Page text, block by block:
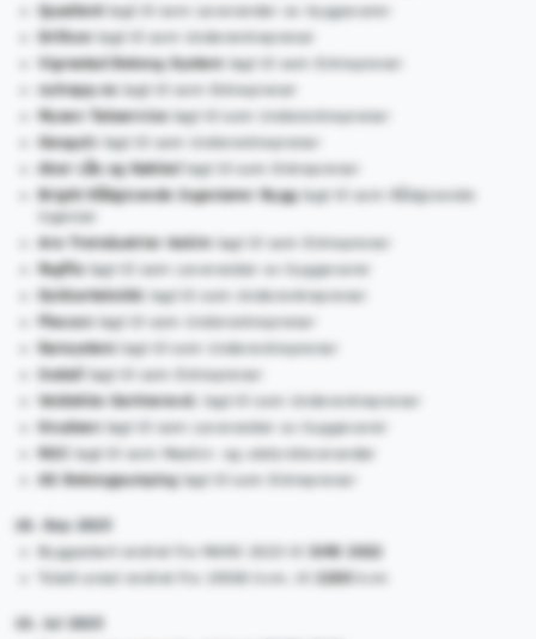
Quadient
lagt til som Leverandør av byggevarer
Drillcon
lagt til som Underentreprenør
Vigrestad Betong System
lagt til som Entreprenør
nytrapp.no
lagt til som Entreprenør
Mysen Takservice lagt til som Underentreprenør
Geogulv
lagt til som Underentreprenør
Aker Lås og Nøkkel
lagt til som Entreprenør
Bright Rådgivende Ingeniører Bygglagt til som Rådgivende
ingeniør
Are Treindustrier Askim
lagt til som Entreprenør
Fagflis lagt til som Leverandør av byggevarer
Dykkerteknikk
lagt til som Underentreprenør
Flexcon
lagt til som Underentreprenør
Rørsystem
lagt til som Underentreprenør
Install
lagt til som Entreprenør
Veidekke Gartneravd.
lagt til som Underentreprenør
Knudsen
lagt til som Leverandør av byggevarer
RGC
lagt til som Maskin- og utstyrsleverandør
AS Betongpumpinglagt til som Entreprenør
18. Sep 2025
Byggestart endret fra MARS 2023 til
JUNI 2022
Totalt areal endret fra 15500 kvm. til
2200
10. Jul 2025